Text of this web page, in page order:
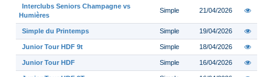
Interclubs Seniors Champagne vs
Humières
Simple 21/04/2026
Simple du Printemps Simple 19/04/2026
Junior Tour HDF 9t Simple 18/04/2026
Junior Tour HDF Simple 16/04/2026